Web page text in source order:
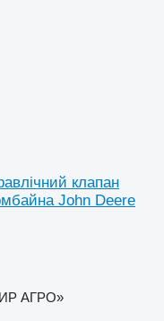
клапан
John Deere
АГРО»